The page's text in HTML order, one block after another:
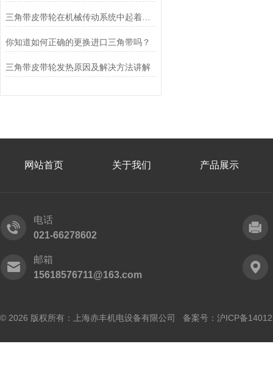
你知道如何正确的更换进口三角带吗？
三角带皮带轮发热原因及解决方法讲解
网站首页 关于我们 产品展示
电话
021-66278602
邮箱
15618576711@163.com
© 2026 版权所有：上海赤丰机电设备有限公司 备案号： 沪ICP备